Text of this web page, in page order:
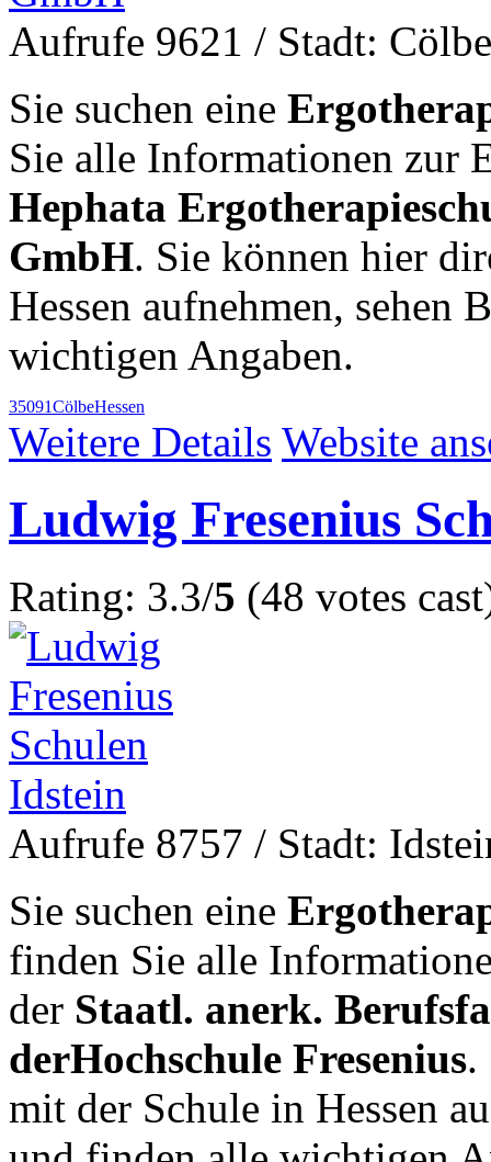
Aufrufe 9621 / Stadt: Cölbe
Sie suchen eine
Sie alle Informationen zur
Hephata
GmbH. Sie können hier
Hessen aufnehmen, sehen
wichtigen Angaben.
35091CölbeHessen
Weitere Details Website
Ludwig Fresenius
Rating: 3.3/5 (48 votes
Aufrufe 8757 / Stadt:
Sie suchen eine
finden Sie alle
der Staatl. anerk.
derHochschule Fresenius.
mit der Schule in Hessen